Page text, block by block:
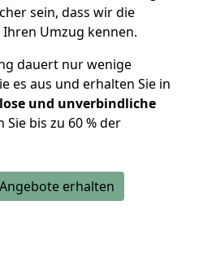
sein, dass wir die
Umzug kennen.
dauert nur wenige
es aus und erhalten Sie in
und unverbindliche
Sie bis zu 60 % der
erhalten